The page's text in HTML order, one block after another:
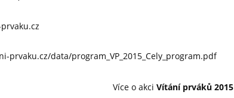
data/program_VP_2015_Cely_program.pdf
Více o akci Vítání prváků 2015